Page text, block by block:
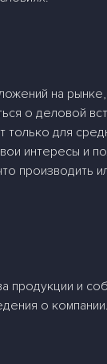
на рынке,
о деловой
для
интересы и
производить
продукции и
о